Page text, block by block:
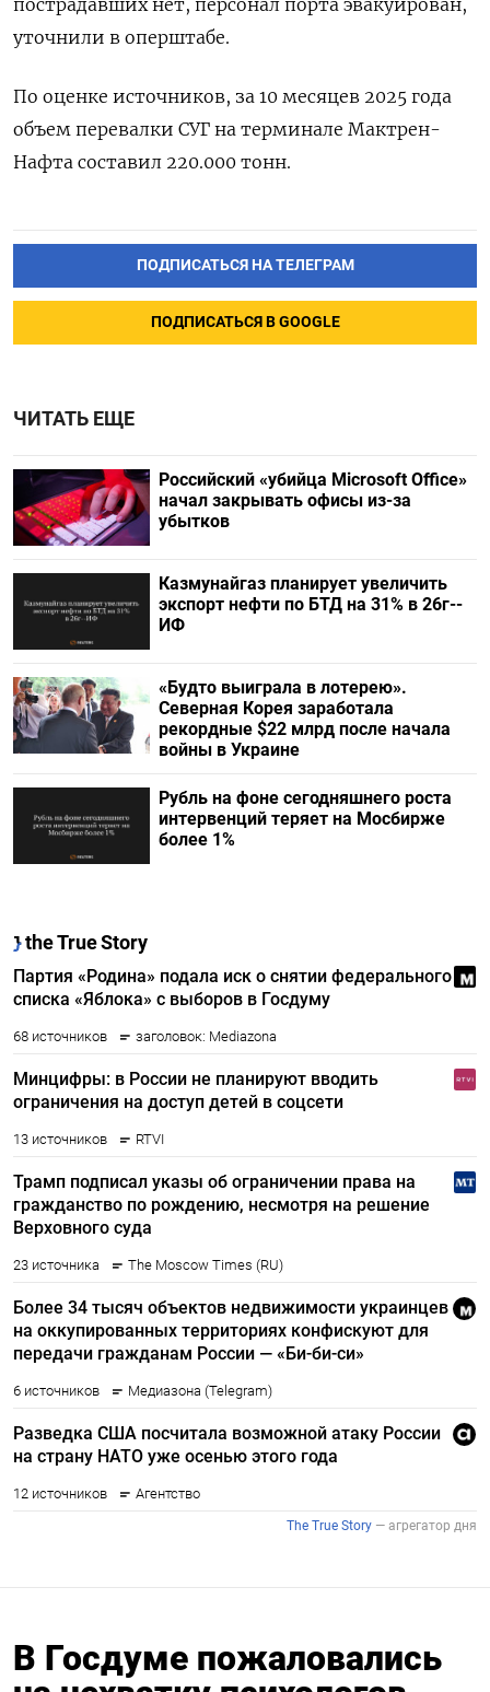
пострадавших нет, персонал порта эвакуирован,
уточнили в оперштабе.
По оценке источников, за 10 месяцев 2025 года
объем перевалки СУГ на терминале Мактрен-
Нафта составил 220.000 тонн.
ПОДПИСАТЬСЯ НА ТЕЛЕГРАМ
ПОДПИСАТЬСЯ В GOOGLE
ЧИТАТЬ ЕЩЕ
Российский «убийца Microsoft Office»
начал закрывать офисы из-за
убытков
Казмунайгаз планирует увеличить
экспорт нефти по БТД на 31% в 26г--
ИФ
«Будто выиграла в лотерею».
Северная Корея заработала
рекордные $22 млрд после начала
войны в Украине
Рубль на фоне сегодняшнего роста
интервенций теряет на Мосбирже
более 1%
В Госдуме пожаловались